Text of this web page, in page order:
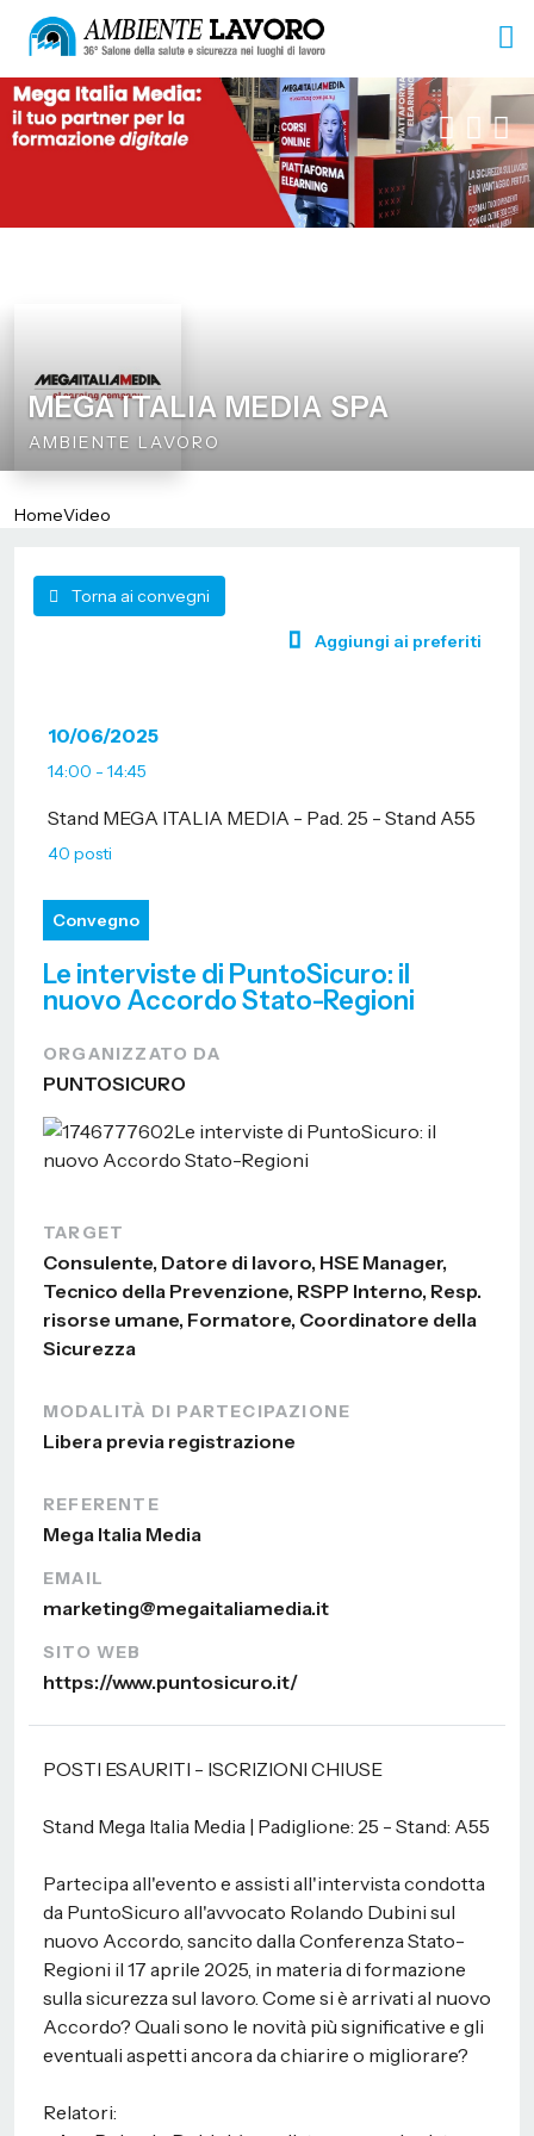
MEGA ITALIA MEDIA SPA
AMBIENTE LAVORO
HomeVideo
Torna ai convegni
Aggiungi ai preferiti
10/06/2025
14:00 - 14:45
Stand MEGA ITALIA MEDIA - Pad. 25 - Stand A55
40 posti
Convegno
Le interviste di PuntoSicuro: il
nuovo Accordo Stato-Regioni
ORGANIZZATO DA
PUNTOSICURO
TARGET
Consulente, Datore di lavoro, HSE Manager,
Tecnico della Prevenzione, RSPP Interno, Resp.
risorse umane, Formatore, Coordinatore della
Sicurezza
MODALITÀ DI PARTECIPAZIONE
Libera previa registrazione
REFERENTE
Mega Italia Media
EMAIL
marketing@megaitaliamedia.it
SITO WEB
https://www.puntosicuro.it/
POSTI ESAURITI - ISCRIZIONI CHIUSE
Stand Mega Italia Media | Padiglione: 25 - Stand: A55
Partecipa all'evento e assisti all'intervista condotta
da PuntoSicuro all'avvocato Rolando Dubini sul
nuovo Accordo, sancito dalla Conferenza Stato-
Regioni il 17 aprile 2025, in materia di formazione
sulla sicurezza sul lavoro. Come si è arrivati al nuovo
Accordo? Quali sono le novità più significative e gli
eventuali aspetti ancora da chiarire o migliorare?
Relatori: